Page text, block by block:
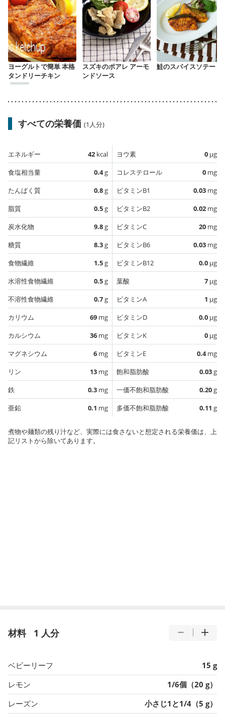
ヨーグルトで簡単 本格
タンドリーチキン
スズキのポアレ アーモ
ンドソース
鮭のスパイスソテー
すべての栄養価 (1人分)
エネルギー 42 kcal
食塩相当量
0.4g
たんぱく質
0.8g
脂質
0.5g
炭水化物
9.8g
糖質
8.3g
食物繊維
1.5g
水溶性食物繊維
0.5g
不溶性食物繊維
0.7g
カリウム
69 mg
カルシウム
36 mg
マグネシウム
6 mg
リン
13 mg
鉄
0.3 mg
亜鉛
0.1 mg
ヨウ素 0 µg
コレステロール
0 mg
ビタミンB1
0.03 mg
ビタミンB2
0.02 mg
ビタミンC
20 mg
ビタミンB6
0.03 mg
ビタミンB12
0.0 µg
葉酸
7 µg
ビタミンA
1 µg
ビタミンD
0.0 µg
ビタミンK
0 µg
ビタミンE
0.4mg
飽和脂肪酸
0.03g
一価不飽和脂肪酸
0.20g
多価不飽和脂肪酸
0.11 g
煮物や麺類の残り汁など、実際には食さないと想定される栄養価は、上
記リストから除いてあります。
材料 1 人分
ベビーリーフ
15 g
レモン
1/6個（20 g）
レーズン
小さじ1と1/4（5 g）